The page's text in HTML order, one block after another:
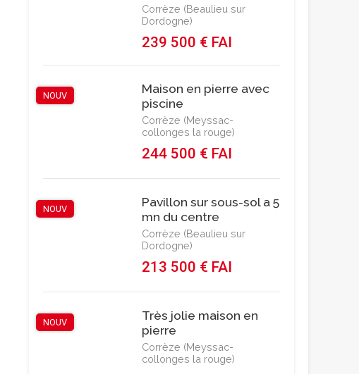
Corrèze (Beaulieu sur
Dordogne)
239 500 € FAI
NOUV
Maison en pierre avec
piscine
Corrèze (Meyssac-
collonges la rouge)
244 500 € FAI
NOUV
Pavillon sur sous-sol a 5
mn du centre
Corrèze (Beaulieu sur
Dordogne)
213 500 € FAI
NOUV
Très jolie maison en
pierre
Corrèze (Meyssac-
collonges la rouge)